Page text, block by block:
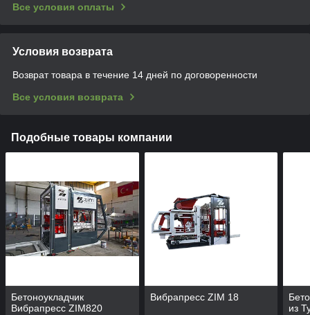
Все условия оплаты
Условия возврата
Возврат товара в течение 14 дней по договоренности
Все условия возврата
Подобные товары компании
Бетоноукладчик
Вибрапресс ZIM820
Вибрапресс ZIM 18
из